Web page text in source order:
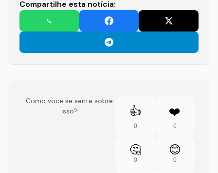
Compartilhe esta notícia:
Como você se sente sobre
isso?
👍
0
❤️
0
🤔
0
😊
0